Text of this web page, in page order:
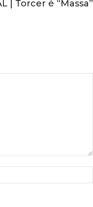
| Torcer é “Massa”